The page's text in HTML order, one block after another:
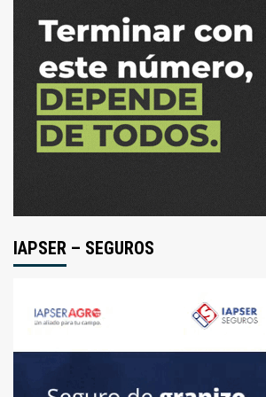
IAPSER – SEGUROS